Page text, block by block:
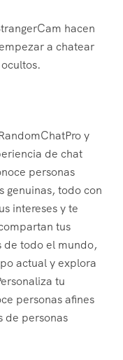
hacen
a chatear
y
de chat
personas
genuinas, todo con
intereses y te
tus
de todo el mundo,
actual y explora
tu
personas afines
de personas